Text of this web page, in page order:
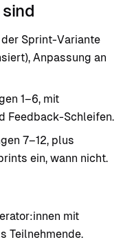
Sprint-Variante
Anpassung an
1–6, mit
Feedback-Schleifen.
7–12, plus
ein, wann nicht.
mit
Teilnehmende.